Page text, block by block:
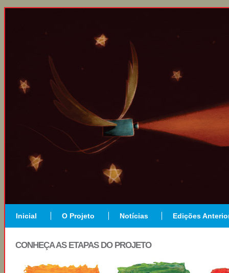
Inicial O Projeto Notícias Edições
CONHEÇA AS ETAPAS DO PROJETO